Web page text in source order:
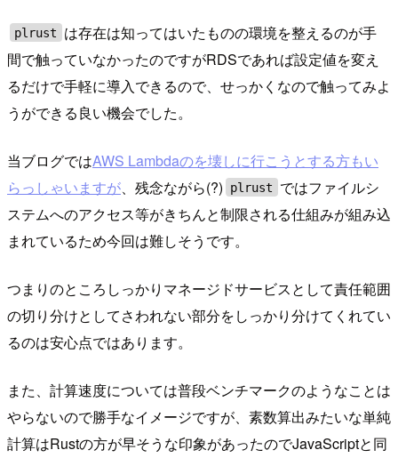
plrust
は存在は知ってはいたものの環境を整えるのが手
間で触っていなかったのですがRDSであれば設定値を変え
るだけで手軽に導入できるので、せっかくなので触ってみよ
うができる良い機会でした。
当ブログではAWS Lambdaのを壊しに行こうとする方もい
らっしゃいますが 、残念ながら(?) plrust
ではファイルシ
ステムへのアクセス等がきちんと制限される仕組みが組み込
まれているため今回は難しそうです。
つまりのところしっかりマネージドサービスとして責任範囲
の切り分けとしてさわれない部分をしっかり分けてくれてい
るのは安心点ではあります。
また、計算速度については普段ベンチマークのようなことは
やらないので勝手なイメージですが、素数算出みたいな単純
計算はRustの方が早そうな印象があったのでJavaScriptと同